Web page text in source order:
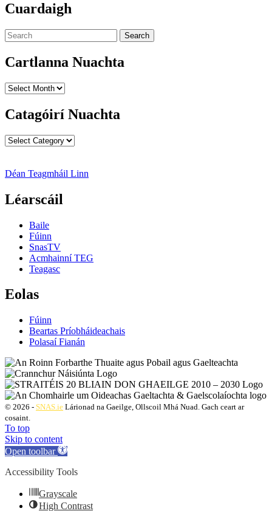
Cuardaigh
Search
Cartlanna Nuachta
Cartlanna
Catagóirí Nuachta
Catagóirí
Déan Teagmháil Linn
Léarscáil
Baile
Fúinn
SnasTV
Acmhainní TEG
Teagasc
Eolas
Fúinn
Beartas Príobháideachais
Polasaí Fianán
© 2026 - SNAS.ie Lárionad na Gaeilge, Ollscoil Mhá Nuad. Gach ceart ar
cosaint.
To top
Skip to content
Open toolbar
Accessibility Tools
Grayscale
High Contrast